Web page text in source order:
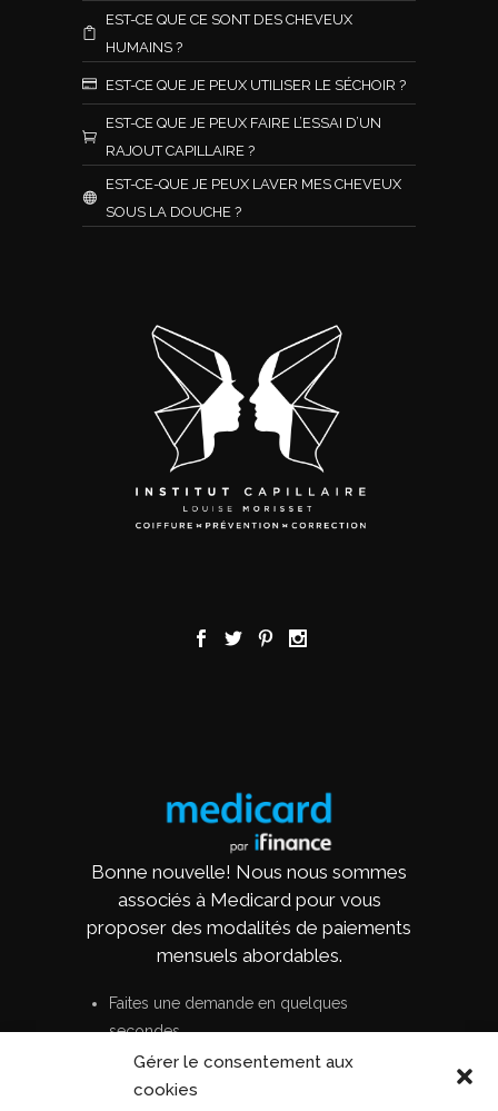
Gérer le consentement aux
cookies
EST-CE QUE CE SONT DES CHEVEUX
HUMAINS ?
EST-CE QUE JE PEUX UTILISER LE SÉCHOIR ?
EST-CE QUE JE PEUX FAIRE L’ESSAI D’UN
RAJOUT CAPILLAIRE ?
EST-CE-QUE JE PEUX LAVER MES CHEVEUX
SOUS LA DOUCHE ?
Bonne nouvelle! Nous nous sommes
associés à Medicard pour vous
proposer des modalités de paiements
mensuels abordables.
Faites une demande en quelques
secondes
Aucun coût ni frais cachés
Options de paiements flexibles